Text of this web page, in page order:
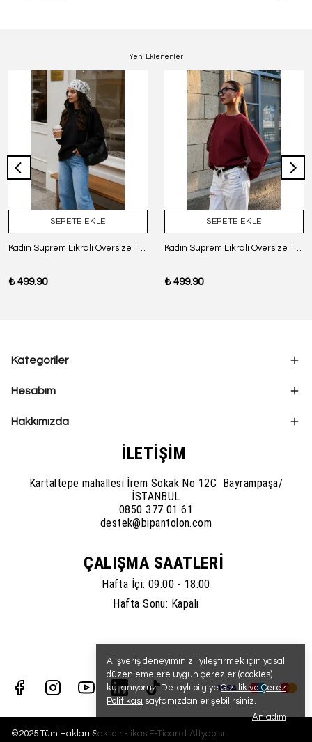
Alışveriş deneyiminizi iyileştirmek için yasal
düzenlemelere uygun çerezler (cookies)
kullanıyoruz. Detaylı bilgiyeGizlilik ve Çerez
Politikası sayfamızdan erişebilirsiniz.
Anladım
Yeni Eklenenler
SEPETE EKLE
Kadın Suprem Likralı Oversize T-Shirt - SİYAH
₺ 499.90
SEPETE EKLE
Kadın Suprem Likralı Oversize T-Shirt - BORDO
₺ 499.90
Kategoriler
Hesabım
Hakkımızda
İLETİŞİM
Kartaltepe mahallesi İrem Sokak No 12C Bayrampaşa/
İSTANBUL
0850 377 01 61
destek@bipantolon.com
ÇALIŞMA SAATLERİ
Hafta İçi: 09:00 - 18:00
Hafta Sonu: Kapalı
©2025 Tüm Hakları Saklıdır - ikas E-Ticaret Altyapısı